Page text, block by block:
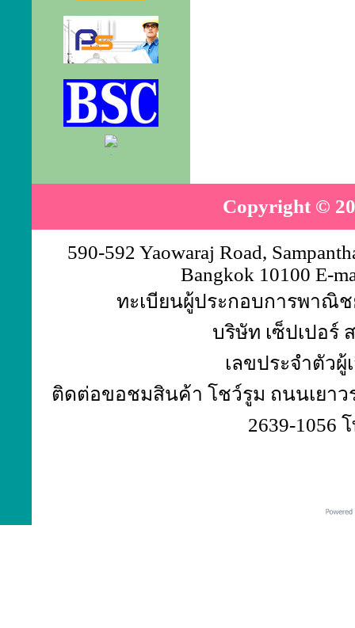
Copyright ©
590-592 Yaowaraj Road,
Bangkok 10100 E-
ทะเบียนผู้ประกอบการพาณิช
บริษัท เซ็ปเปอร์
เลขประจำตัวผู้
ติดต่อขอชมสินค้า โชว์รูม ถนนเยาวร
2639-1056